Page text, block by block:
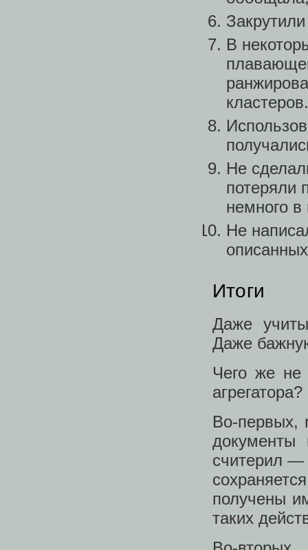
В
кластеров.
Не
потеряли
немного в
Не
Итоги
Даже
Даже
Чего же не
агрегатора?
Во-первых,
документы
считерил —
получены
таких